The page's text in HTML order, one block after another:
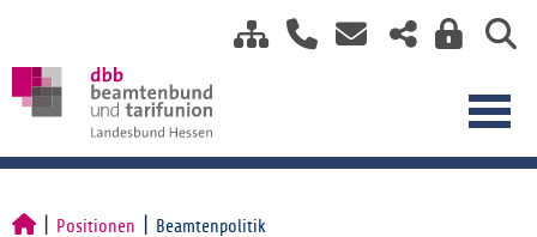
Positionen Beamtenpolitik